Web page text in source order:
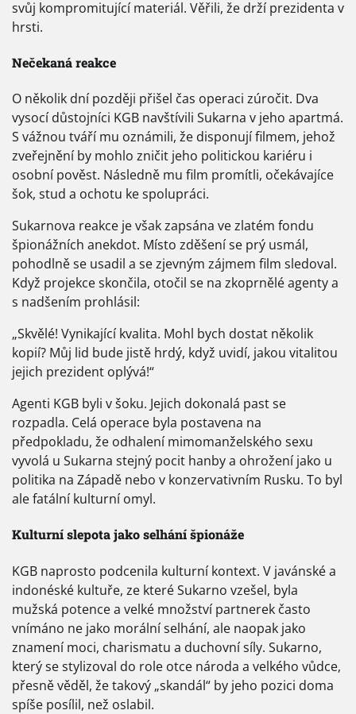
svůj kompromitující materiál. Věřili, že drží prezidenta v
hrsti.
Nečekaná reakce
O několik dní později přišel čas operaci zúročit. Dva
vysocí důstojníci KGB navštívili Sukarna v jeho apartmá.
S vážnou tváří mu oznámili, že disponují filmem, jehož
zveřejnění by mohlo zničit jeho politickou kariéru i
osobní pověst. Následně mu film promítli, očekávajíce
šok, stud a ochotu ke spolupráci.
Sukarnova reakce je však zapsána ve zlatém fondu
špionážních anekdot. Místo zděšení se prý usmál,
pohodlně se usadil a se zjevným zájmem film sledoval.
Když projekce skončila, otočil se na zkoprnělé agenty a
s nadšením prohlásil:
„Skvělé! Vynikající kvalita. Mohl bych dostat několik
kopií? Můj lid bude jistě hrdý, když uvidí, jakou vitalitou
jejich prezident oplývá!“
Agenti KGB byli v šoku. Jejich dokonalá past se
rozpadla. Celá operace byla postavena na
předpokladu, že odhalení mimomanželského sexu
vyvolá u Sukarna stejný pocit hanby a ohrožení jako u
politika na Západě nebo v konzervativním Rusku. To byl
ale fatální kulturní omyl.
Kulturní slepota jako selhání špionáže
KGB naprosto podcenila kulturní kontext. V javánské a
indonéské kultuře, ze které Sukarno vzešel, byla
mužská potence a velké množství partnerek často
vnímáno ne jako morální selhání, ale naopak jako
znamení moci, charismatu a duchovní síly. Sukarno,
který se stylizoval do role otce národa a velkého vůdce,
přesně věděl, že takový „skandál“ by jeho pozici doma
spíše posílil, než oslabil.